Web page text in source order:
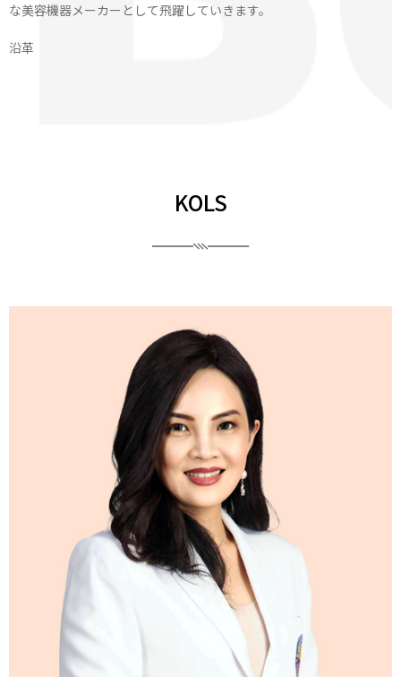
な美容機器メーカーとして飛躍していきます。
沿革
KOLS